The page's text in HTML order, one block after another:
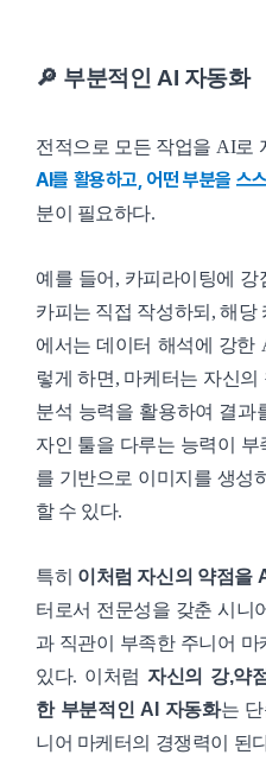
🔎 부분적인 AI 자동화
전적으로 모든 작업을 AI로
AI를 활용하고, 어떤 부분을 스
분이 필요하다.
예를 들어, 카피라이팅에
카피는 직접 작성하되, 해당
에서는 데이터 해석에 강한
렇게 하면, 마케터는 자신
분석 능력을 활용하여 결과
자인 툴을 다루는 능력이
를 기반으로 이미지를 생성
할 수 있다.
특히 이처럼 자신의 약점을
터로서 전문성을 갖춘 시니
과 직관이 부족한 주니어
있다. 이처럼자신의 강,약
한 부분적인 AI 자동화는
니어 마케터의 경쟁력이 된